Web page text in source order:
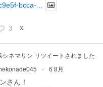
bcca-...
3 X
シネマリン リツイートされました
· 6 8月
さん！